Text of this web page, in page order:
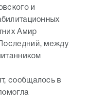
и
Амир
между
сообщалось в